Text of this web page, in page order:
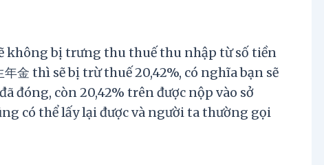
không bị trưng thu thuế thu nhập từ số tiền
金 thì sẽ bị trừ thuế 20,42%, có nghĩa bạn sẽ
đóng, còn 20,42% trên được nộp vào sở
có thể lấy lại được và người ta thường gọi